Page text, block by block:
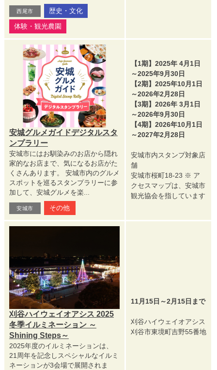
西尾市
歴史・文化
体験・観光農園
安城グルメガイドデジタルスタ
ンプラリー
安城市にはお馴染みのお店から隠れ
家的なお店まで、気になるお店がた
くさんあります。 安城市内のグルメ
スポットを巡るスタンプラリーに参
加して、安城グルメを楽...
安城市 その他
【1期】2025年 4月1日
～2025年9月30日
【2期】2025年10月1日
～2026年2月28日
【3期】2026年 3月1日
～2026年9月30日
【4期】2026年10月1日
～2027年2月28日
安城市内スタンプ対象店
舗
安城市桜町18-23 ※ ア
クセスマップは、安城市
観光協会を指しています
刈谷ハイウェイオアシス 2025
冬季イルミネーション ～
Shining Steps～
2025年度のイルミネーションは、
21周年を記念しスペシャルなイルミ
ネーションが3会場で展開されま
11月15日～2月15日まで
刈谷ハイウェイオアシス
刈谷市東境町吉野55番地